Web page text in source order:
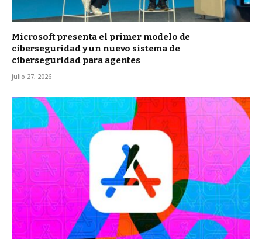
Microsoft presenta el primer modelo de
ciberseguridad y un nuevo sistema de
ciberseguridad para agentes
julio 27, 2026